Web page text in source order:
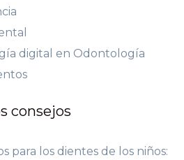
digital en Odontología
consejos
para los dientes de los niños: